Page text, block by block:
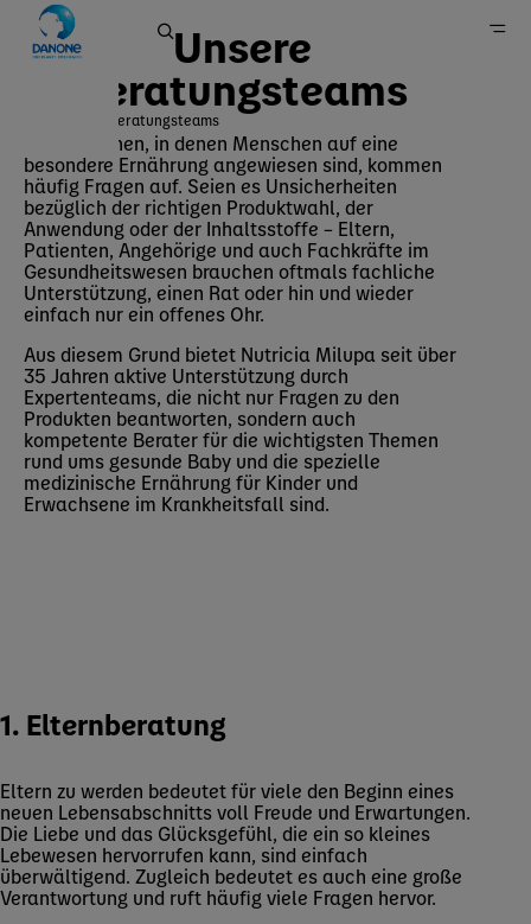
Marken
Unsere Beratungsteams
Unsere
Beratungsteams
In Situationen, in denen Menschen auf eine
besondere Ernährung angewiesen sind, kommen
häufig Fragen auf. Seien es Unsicherheiten
bezüglich der richtigen Produktwahl, der
Anwendung oder der Inhaltsstoffe – Eltern,
Patienten, Angehörige und auch Fachkräfte im
Gesundheitswesen brauchen oftmals fachliche
Unterstützung, einen Rat oder hin und wieder
einfach nur ein offenes Ohr.
Aus diesem Grund bietet Nutricia Milupa seit über
35 Jahren aktive Unterstützung durch
Expertenteams, die nicht nur Fragen zu den
Produkten beantworten, sondern auch
kompetente Berater für die wichtigsten Themen
rund ums gesunde Baby und die spezielle
medizinische Ernährung für Kinder und
Erwachsene im Krankheitsfall sind.
1. Elternberatung
Eltern zu werden bedeutet für viele den Beginn eines
neuen Lebensabschnitts voll Freude und Erwartungen.
Die Liebe und das Glücksgefühl, die ein so kleines
Lebewesen hervorrufen kann, sind einfach
überwältigend. Zugleich bedeutet es auch eine große
Verantwortung und ruft häufig viele Fragen hervor.